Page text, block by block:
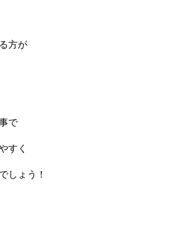
方が
で
すく
しょう！